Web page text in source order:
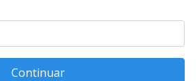
Continuar